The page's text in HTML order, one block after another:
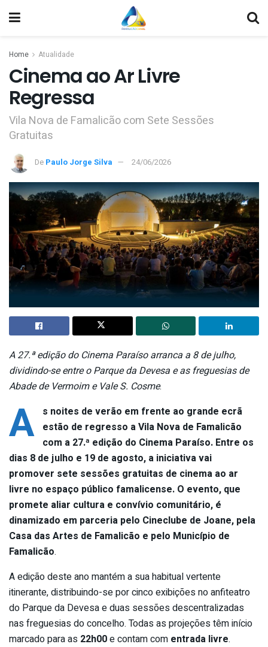
Home Atualidade
Cinema ao Ar Livre
Regressa
Vila Nova de Famalicão com Sete Sessões
Gratuitas
De Paulo Jorge Silva 24/06/2026
A 27.ª edição do Cinema Paraíso arranca a 8 de julho,
dividindo-se entre o Parque da Devesa e as freguesias de
Abade de Vermoim e Vale S. Cosme.
A s noites de verão em frente ao grande ecrã
estão de regresso a Vila Nova de Famalicão
com a 27.ª edição do Cinema Paraíso. Entre os
dias 8 de julho e 19 de agosto, a iniciativa vai
promover sete sessões gratuitas de cinema ao ar
livre no espaço público famalicense. O evento, que
promete aliar cultura e convívio comunitário, é
dinamizado em parceria pelo Cineclube de Joane, pela
Casa das Artes de Famalicão e pelo Município de
Famalicão.
A edição deste ano mantém a sua habitual vertente
itinerante, distribuindo-se por cinco exibições no anfiteatro
do Parque da Devesa e duas sessões descentralizadas
nas freguesias do concelho. Todas as projeções têm início
marcado para as 22h00e contam com entrada livre.